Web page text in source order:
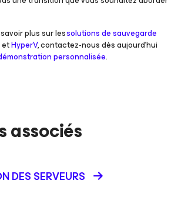
plus sur lessolutions de sauvegarde
etHyperV, contactez-nous dès aujourd'hui
personnalisée.
associés
DES SERVEURS